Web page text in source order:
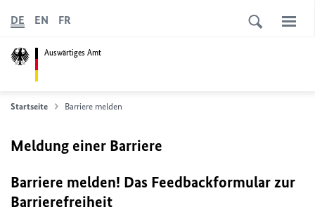
Auswärtiges Amt
DE EN FR
Startseite Barriere melden
Meldung einer Barriere
Barriere melden! Das Feedbackformular zur
Barrierefreiheit